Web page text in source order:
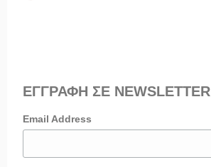
ΕΓΓΡΑΦΗ ΣΕ NEWSLETTER
Email Address